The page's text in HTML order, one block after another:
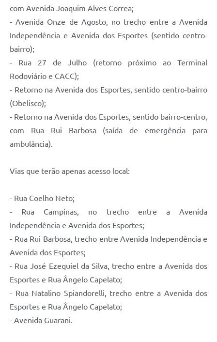
com Avenida Joaquim Alves Correa;
- Avenida Onze de Agosto, no trecho entre a Avenida
Independência e Avenida dos Esportes (sentido centro-
bairro);
- Rua 27 de Julho (retorno próximo ao Terminal
Rodoviário e CACC);
- Retorno na Avenida dos Esportes, sentido centro-bairro
(Obelisco);
- Retorno na Avenida dos Esportes, sentido bairro-centro,
com Rua Rui Barbosa (saída de emergência para
ambulância).
Vias que terão apenas acesso local:
- Rua Coelho Neto;
- Rua Campinas, no trecho entre a Avenida
Independência e Avenida dos Esportes;
- Rua Rui Barbosa, trecho entre Avenida Independência e
Avenida dos Esportes;
- Rua José Ezequiel da Silva, trecho entre a Avenida dos
Esportes e Rua Ângelo Capelato;
- Rua Natalino Spiandorelli, trecho entre a Avenida dos
Esportes e Rua Ângelo Capelato;
- Avenida Guarani.